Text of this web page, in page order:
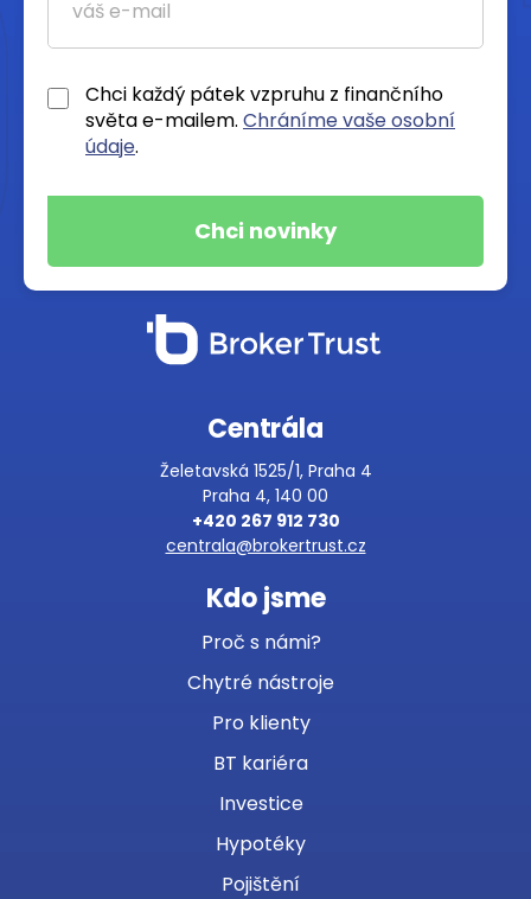
Chci každý pátek vzpruhu z finančního
světa e-mailem. Chráníme vaše osobní
údaje.
Centrála
Želetavská 1525/1, Praha 4
Praha 4, 140 00
+420 267 912 730
centrala@brokertrust.cz
Kdo jsme
Proč s námi?
Chytré nástroje
Pro klienty
BT kariéra
Investice
Hypotéky
Pojištění